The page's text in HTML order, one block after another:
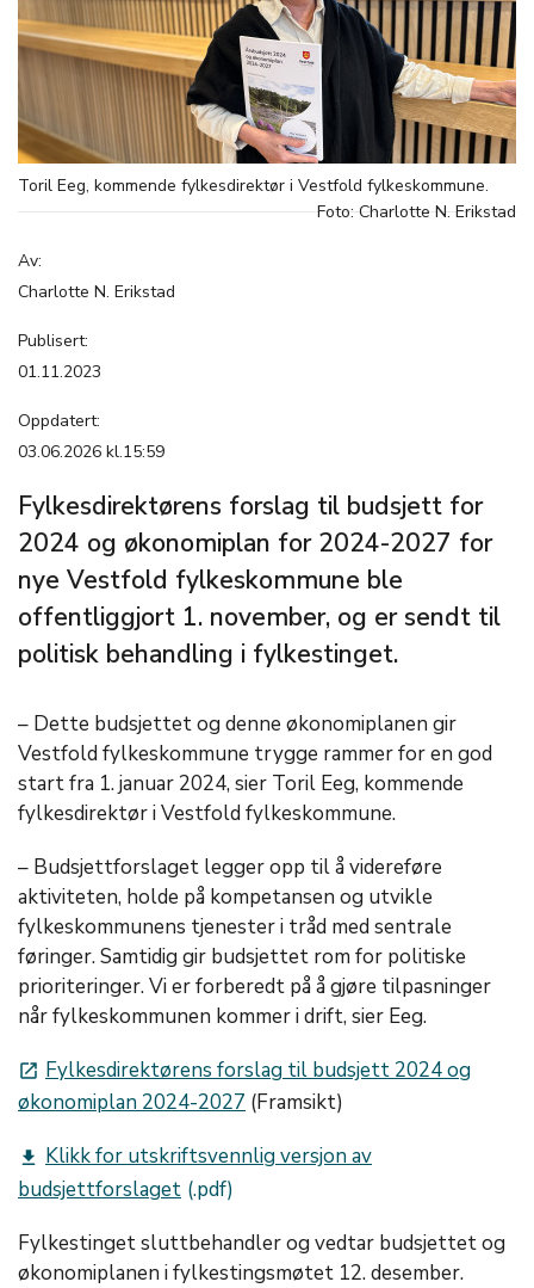
Toril Eeg, kommende fylkesdirektør i Vestfold fylkeskommune.
Foto: Charlotte N. Erikstad
Av:
Charlotte N. Erikstad
Publisert:
01.11.2023
Oppdatert:
03.06.2026 kl.15:59
Fylkesdirektørens forslag til budsjett for
2024 og økonomiplan for 2024-2027 for
nye Vestfold fylkeskommune ble
offentliggjort 1. november, og er sendt til
politisk behandling i fylkestinget.
– Dette budsjettet og denne økonomiplanen gir
Vestfold fylkeskommune trygge rammer for en god
start fra 1. januar 2024, sier Toril Eeg, kommende
fylkesdirektør i Vestfold fylkeskommune.
– Budsjettforslaget legger opp til å videreføre
aktiviteten, holde på kompetansen og utvikle
fylkeskommunens tjenester i tråd med sentrale
føringer. Samtidig gir budsjettet rom for politiske
prioriteringer. Vi er forberedt på å gjøre tilpasninger
når fylkeskommunen kommer i drift, sier Eeg.
launch Fylkesdirektørens forslag til budsjett 2024 og
økonomiplan 2024-2027 (Framsikt)
get_app Klikk for utskriftsvennlig versjon av
budsjettforslaget
Fylkestinget sluttbehandler og vedtar budsjettet og
økonomiplanen i fylkestingsmøtet 12. desember.